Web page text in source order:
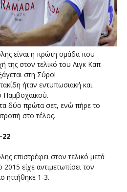
είναι η πρώτη ομάδα που
της στον τελικό του Λιγκ Καπ
στη Σύρο!
ήταν εντυπωσιακή και
Παμβοχαϊκού.
δύο πρώτα σετ, ενώ πήρε το
στο τέλος.
22
επιστρέφει στον τελικό μετά
είχε αντιμετωπίσει τον
ηττήθηκε 1-3.